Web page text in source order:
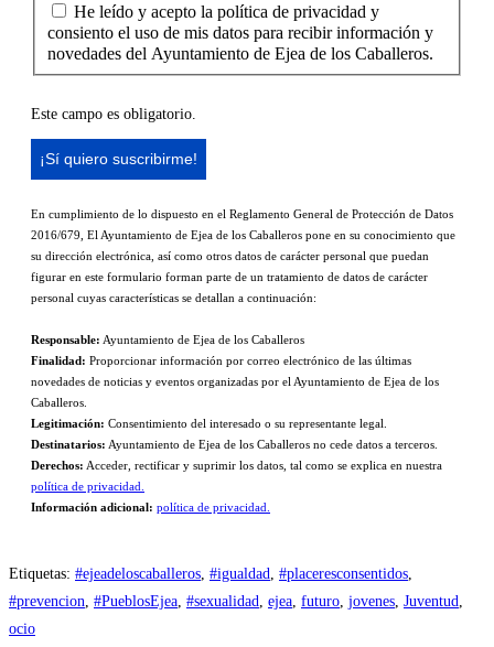
He leído y acepto la política de privacidad y
consiento el uso de mis datos para recibir información y
novedades del Ayuntamiento de Ejea de los Caballeros.
Este campo es obligatorio.
En cumplimiento de lo dispuesto en el Reglamento General de Protección de Datos
2016/679, El Ayuntamiento de Ejea de los Caballeros pone en su conocimiento que
su dirección electrónica, así como otros datos de carácter personal que puedan
figurar en este formulario forman parte de un tratamiento de datos de carácter
personal cuyas características se detallan a continuación:
Responsable: Ayuntamiento de Ejea de los Caballeros
Finalidad: Proporcionar información por correo electrónico de las últimas
novedades de noticias y eventos organizadas por el Ayuntamiento de Ejea de los
Caballeros.
Legitimación: Consentimiento del interesado o su representante legal.
Destinatarios: Ayuntamiento de Ejea de los Caballeros no cede datos a terceros.
Derechos: Acceder, rectificar y suprimir los datos, tal como se explica en nuestra
política de privacidad.
Información adicional: política de privacidad.
Etiquetas: #ejeadeloscaballeros #igualdad #placeresconsentidos
#prevencion #PueblosEjea #sexualidad ejea futuro jovenes Juventud
ocio